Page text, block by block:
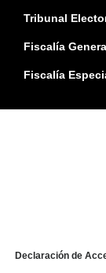
Tribunal
Fiscalía
Fiscalía
Declaración de